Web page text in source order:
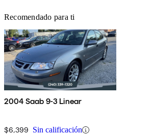
Recomendado para ti
2004 Saab 9-3 Linear
$6,399 Sin calificación